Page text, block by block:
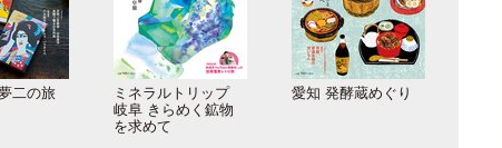
二の旅
ミネラルトリップ
岐阜 きらめく鉱物
を求めて
愛知 発酵蔵めぐり